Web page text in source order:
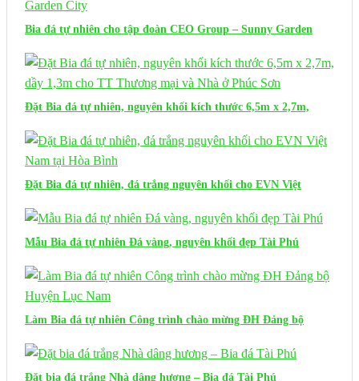
Bia đá tự nhiên cho tập đoàn CEO Group – Sunny Garden
Đặt Bia đá tự nhiên, nguyên khối kích thước 6,5m x 2,7m,
Đặt Bia đá tự nhiên, đá trắng nguyên khối cho EVN Việt
Mẫu Bia đá tự nhiên Đá vàng, nguyên khối đẹp Tài Phú
Làm Bia đá tự nhiên Công trình chào mừng ĐH Đảng bộ
Đặt bia đá trắng Nhà dâng hương – Bia đá Tài Phú